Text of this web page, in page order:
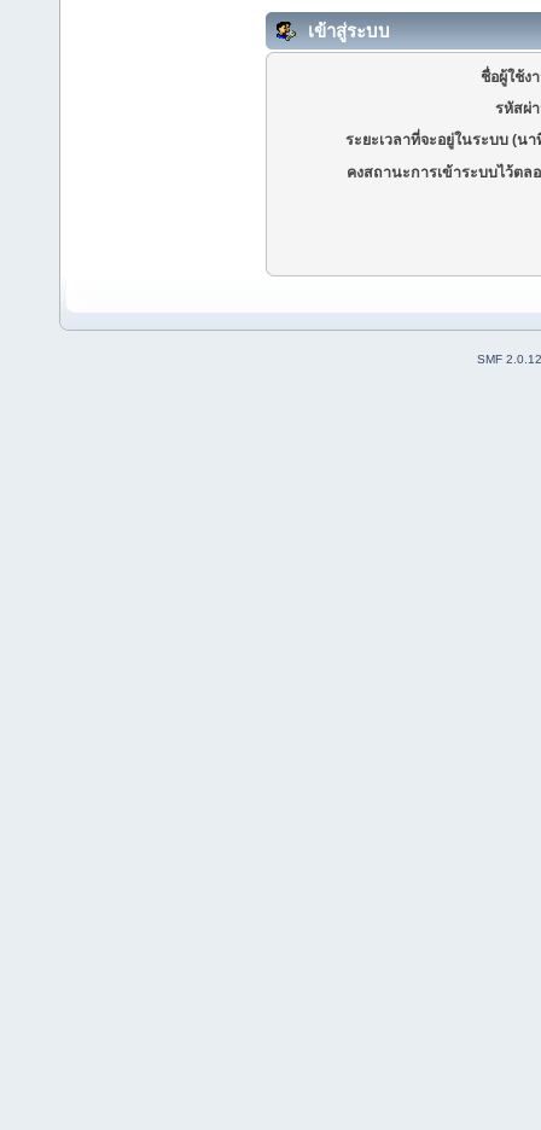
เข้าสู่ระบบ
ชื่อผู้ใช้ง
รหัสผ่
ระยะเวลาที่จะอยู่ในระบบ (นา
คงสถานะการเข้าระบบไว้ตล
SMF 2.0.12